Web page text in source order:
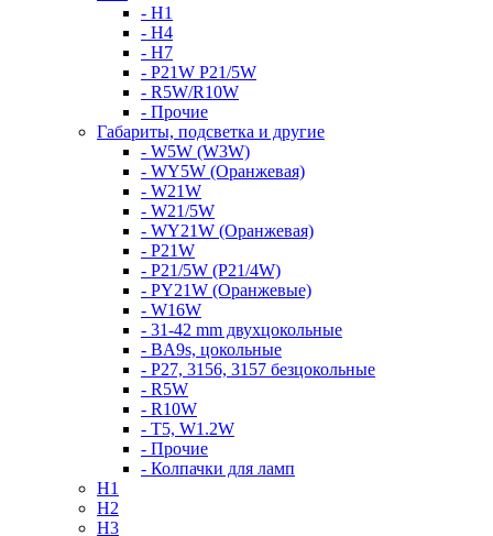
- H1
- H4
- H7
- P21W P21/5W
- R5W/R10W
- Прочие
Габариты, подсветка и другие
- W5W (W3W)
- WY5W (Оранжевая)
- W21W
- W21/5W
- WY21W (Оранжевая)
- P21W
- P21/5W (P21/4W)
- PY21W (Оранжевые)
- W16W
- 31-42 mm двухцокольные
- BA9s, цокольные
- P27, 3156, 3157 безцокольные
- R5W
- R10W
- T5, W1.2W
- Прочие
- Колпачки для ламп
H1
H2
H3